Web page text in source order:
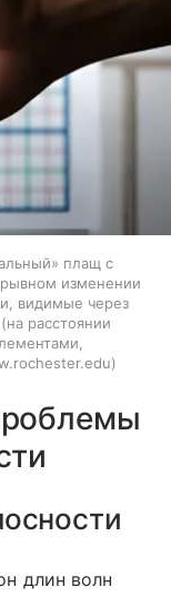
плащ с
изменении
видимые через
расстоянии
длин волн